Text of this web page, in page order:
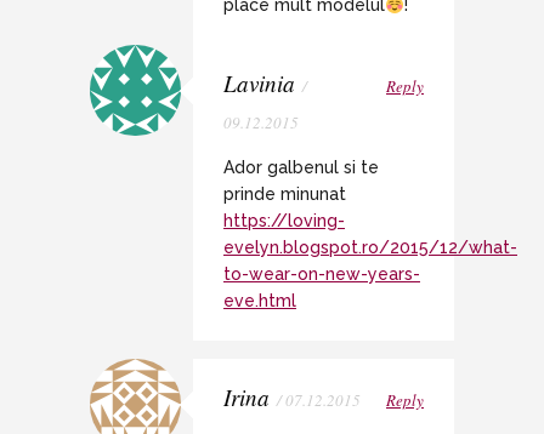
place mult modelul !
Lavinia /
09.12.2015
Reply
Ador galbenul si te
prinde minunat
https://loving-
evelyn.blogspot.ro/2015/12/what-
to-wear-on-new-years-
eve.html
Irina / 07.12.2015 Reply